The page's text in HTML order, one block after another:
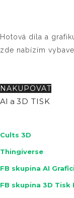
Hotová díla a
zde nabízím
NAKUPOVAT
AI a 3D TISK
Cults 3D
Thingiverse
FB skupina AI Grafici
FB skupina 3D Tisk